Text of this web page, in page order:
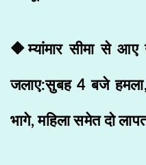
🔶म्यांमार सीमा से आए
जलाए:सुबह 4 बजे
भागे, महिला समेत दो